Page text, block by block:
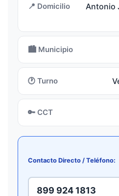
📍 Domicilio
Antonio
🏙️ Municipio
🕐 Turno
🔑 CCT
Contacto Directo / Teléfono:
899 924 1813